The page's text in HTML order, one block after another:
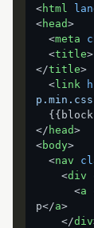
<html
<head>
<meta
<title>
</title>
<link
</ head>
<body>
<nav
<div
<a
p</a>
</div